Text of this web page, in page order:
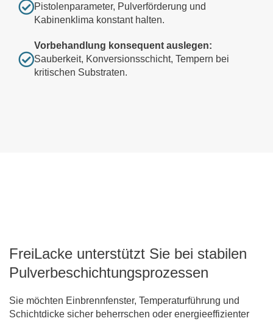
Pistolenparameter, Pulverförderung und
Kabinenklima konstant halten.
Vorbehandlung konsequent auslegen:
Sauberkeit, Konversionsschicht, Tempern bei
kritischen Substraten.
FreiLacke unterstützt Sie bei stabilen
Pulverbeschichtungsprozessen
Sie möchten Einbrennfenster, Temperaturführung und
Schichtdicke sicher beherrschen oder energieeffizienter